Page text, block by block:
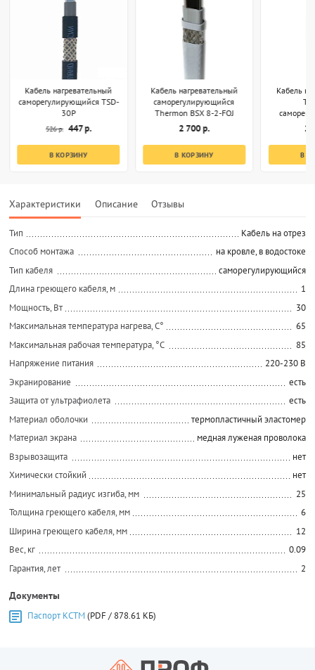
Кабель нагревательный
саморегулирующийся TSD-
30P
526 р. 447 р.
В КОРЗИНУ
Кабель нагревательный
саморегулирующийся
Thermon BSX 8-2-FOJ
2 700 р.
В КОРЗИНУ
Кабель
2
В
Характеристики Описание Отзывы
Тип
Кабель на отрез
Способ монтажа
на кровле, в водостоке
Тип кабеля
саморегулирующийся
Длина греющего кабеля, м
1
Мощность, Вт
30
Максимальная температура нагрева, С°
65
Максимальная рабочая температура, °C
85
Напряжение питания
220-230 В
Экранирование
есть
Защита от ультрафиолета
есть
Материал оболочки
термопластичный эластомер
Материал экрана
медная луженая проволока
Взрывозащита
нет
Химически стойкий
нет
Минимальный радиус изгиба, мм
25
Толщина греющего кабеля, мм
6
Ширина греющего кабеля, мм
12
Вес, кг
0.09
Гарантия, лет
2
Документы
Паспорт КСТМ(PDF / 878.61 КБ)